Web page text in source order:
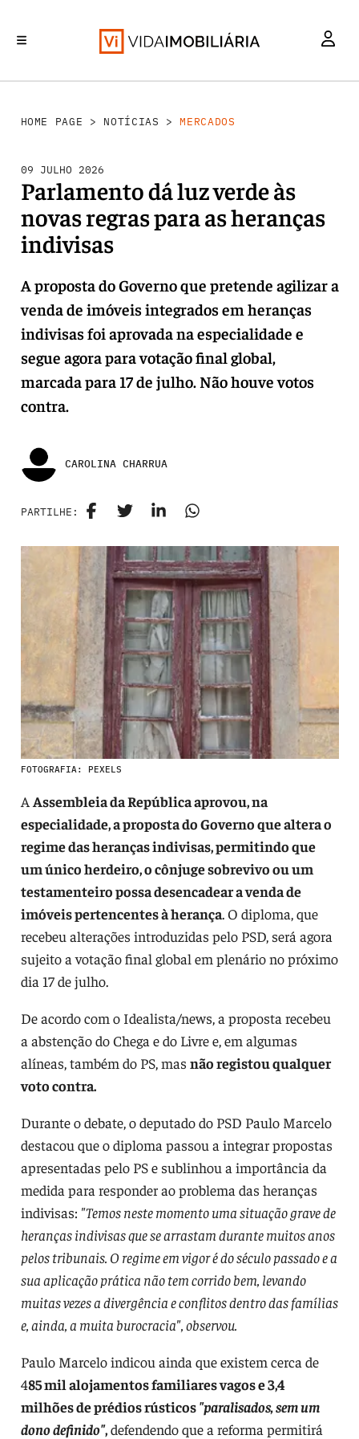
HOME PAGE > NOTÍCIAS >MERCADOS
09 JULHO 2026
Parlamento dá luz verde às
novas regras para as heranças
indivisas
A proposta do Governo que pretende agilizar a
venda de imóveis integrados em heranças
indivisas foi aprovada na especialidade e
segue agora para votação final global,
marcada para 17 de julho. Não houve votos
contra.
CAROLINA CHARRUA
PARTILHE:
FOTOGRAFIA: PEXELS
A Assembleia da República aprovou, na
especialidade, a proposta do Governo que altera o
regime das heranças indivisas, permitindo que
um único herdeiro, o cônjuge sobrevivo ou um
testamenteiro possa desencadear a venda de
imóveis pertencentes à herança. O diploma, que
recebeu alterações introduzidas pelo PSD, será agora
sujeito a votação final global em plenário no próximo
dia 17 de julho.
De acordo com o Idealista/news, a proposta recebeu
a abstenção do Chega e do Livre e, em algumas
alíneas, também do PS, mas não registou qualquer
voto contra.
Durante o debate, o deputado do PSD Paulo Marcelo
destacou que o diploma passou a integrar propostas
apresentadas pelo PS e sublinhou a importância da
medida para responder ao problema das heranças
indivisas: "Temos neste momento uma situação grave de
heranças indivisas que se arrastam durante muitos anos
pelos tribunais. O regime em vigor é do século passado e a
sua aplicação prática não tem corrido bem, levando
muitas vezes a divergência e conflitos dentro das famílias
e, ainda, a muita burocracia", observou.
Paulo Marcelo indicou ainda que existem cerca de
485 mil alojamentos familiares vagos e 3,4
milhões de prédios rústicos"paralisados, sem um
dono definido",defendendo que a reforma permitirá